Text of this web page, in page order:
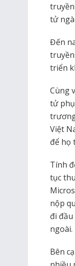
tử
Đến
truyền
triển
Cùng
tử
Việt
để họ
Tính
tục
nộp
đi
ngoài.
Bên